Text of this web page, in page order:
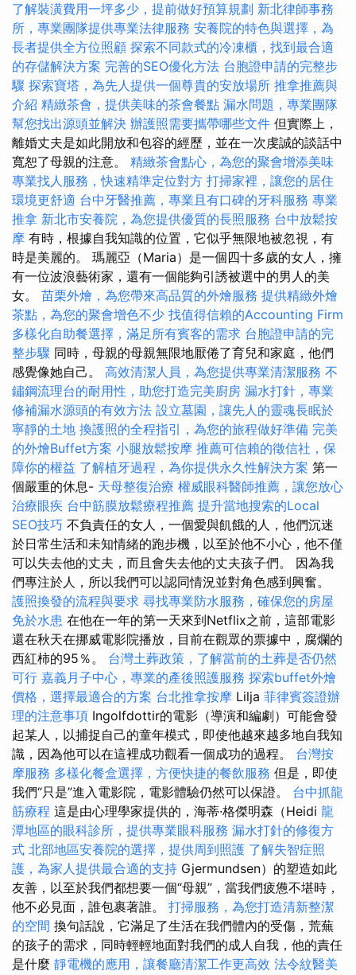
了解裝潢費用一坪多少，提前做好預算規劃 新北律師事務
所，專業團隊提供專業法律服務 安養院的特色與選擇，為
長者提供全方位照顧 探索不同款式的冷凍櫃，找到最合適
的存儲解決方案 完善的SEO優化方法 台胞證申請的完整步
驟 探索寶塔，為先人提供一個尊貴的安放場所 推拿推薦與
介紹 精緻茶會，提供美味的茶會餐點 漏水問題，專業團隊
幫您找出源頭並解決 辦護照需要攜帶哪些文件 但實際上，
離婚丈夫是如此開放和包容的經歷，並在一次虔誠的談話中
寬恕了母親的注意。 精緻茶會點心，為您的聚會增添美味
專業找人服務，快速精準定位對方 打掃家裡，讓您的居住
環境更舒適 台中牙醫推薦，專業且有口碑的牙科服務 專業
推拿 新北市安養院，為您提供優質的長照服務 台中放鬆按
摩 有時，根據自我知識的位置，它似乎無限地被忽視，有
時是美麗的。 瑪麗亞（Maria）是一個四十多歲的女人，擁
有一位波浪藝術家，還有一個能夠引誘被選中的男人的美
女。 苗栗外燴，為您帶來高品質的外燴服務 提供精緻外燴
茶點，為您的聚會增色不少 找值得信賴的Accounting Firm
多樣化自助餐選擇，滿足所有賓客的需求 台胞證申請的完
整步驟 同時，母親的母親無限地厭倦了育兒和家庭，他們
感覺像她自己。 高效清潔人員，為您提供專業清潔服務 不
鏽鋼流理台的耐用性，助您打造完美廚房 漏水打針，專業
修補漏水源頭的有效方法 設立墓園，讓先人的靈魂長眠於
寧靜的土地 換護照的全程指引，為您的旅程做好準備 完美
的外燴Buffet方案 小腿放鬆按摩 推薦可信賴的徵信社，保
障你的權益 了解植牙過程，為你提供永久性解決方案 第一
個嚴重的休息- 天母整復治療 權威眼科醫師推薦，讓您放心
治療眼疾 台中筋膜放鬆療程推薦 提升當地搜索的Local
SEO技巧 不負責任的女人，一個愛與飢餓的人，他們沉迷
於日常生活和未知情緒的跑步機，以至於他不小心，他不僅
可以失去他的丈夫，而且會失去他的丈夫孩子們。 因為我
們專注於人，所以我們可以認同情況並對角色感到興奮。
護照換發的流程與要求 尋找專業防水服務，確保您的房屋
免於水患 在他在一年的第一天來到Netflix之前，這部電影
還在秋天在挪威電影院播放，目前在觀眾的票據中，腐爛的
西紅柿的95％。 台灣土葬政策，了解當前的土葬是否仍然
可行 嘉義月子中心，專業的產後照護服務 探索buffet外燴
價格，選擇最適合的方案 台北推拿按摩 Lilja 菲律賓簽證辦
理的注意事項 Ingolfdottir的電影（導演和編劇）可能會發
起某人，以捕捉自己的童年模式，即使他越來越多地自我知
識，因為他可以在這裡成功觀看一個成功的過程。 台灣按
摩服務 多樣化餐盒選擇，方便快捷的餐飲服務 但是，即使
我們“只是”進入電影院，電影體驗仍然可以保證。 台中抓龍
筋療程 這是由心理學家提供的，海蒂·格傑明森（Heidi 龍
潭地區的眼科診所，提供專業眼科服務 漏水打針的修復方
式 北部地區安養院的選擇，提供周到照護 了解失智症照
護，為家人提供最合適的支持 Gjermundsen）的塑造如此
友善，以至於我們都想要一個“母親”，當我們疲憊不堪時，
他不必見面，誰包裹著誰。 打掃服務，為您打造清新整潔
的空間 換句話說，它滿足了生活在我們體內的受傷，荒蕪
的孩子的需求，同時輕輕地面對我們的成人自我，他的責任
是什麼 靜電機的應用，讓餐廳清潔工作更高效 法令紋醫美